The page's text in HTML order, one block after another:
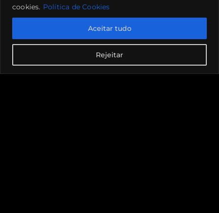
cookies. Política de Cookies
Rejeitar
Aceitar tudo